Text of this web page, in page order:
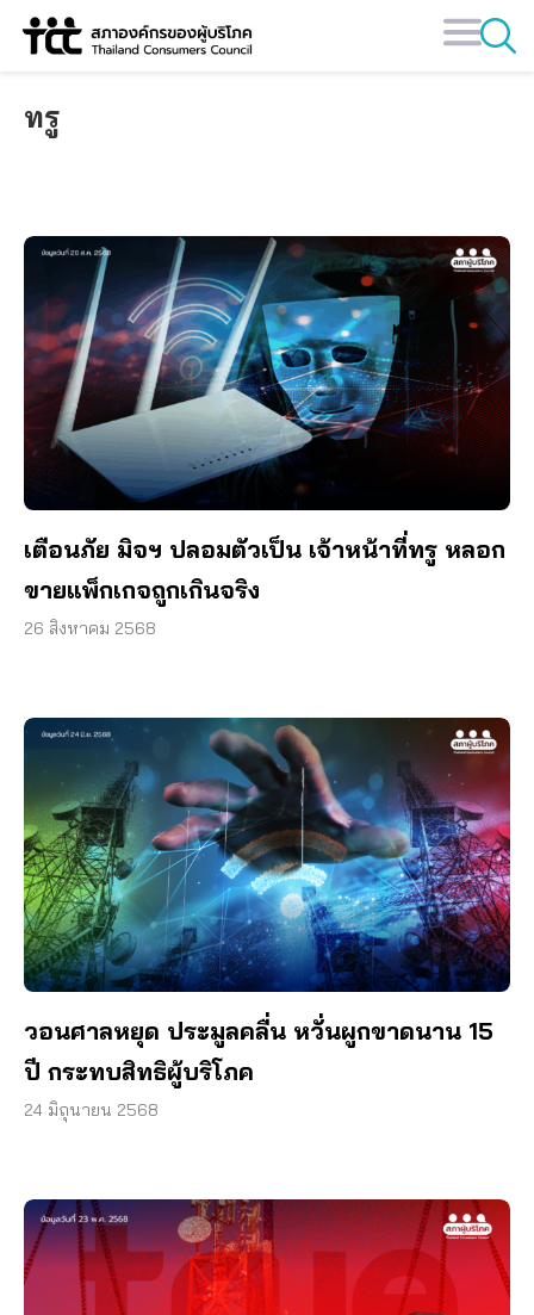
Skip
ทรู
เตือนภัย มิจฯ ปลอมตัวเป็น เจ้าหน้าที่ทรู หลอก
ขายแพ็กเกจถูกเกินจริง
26 สิงหาคม 2568
วอนศาลหยุด ประมูลคลื่น หวั่นผูกขาดนาน 15
ปี กระทบสิทธิผู้บริโภค
24 มิถุนายน 2568